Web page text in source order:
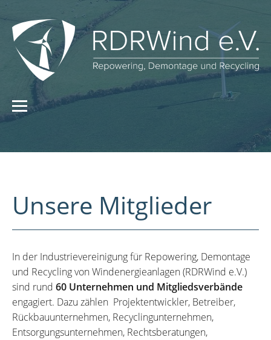
Unsere Mitglieder
In der Industrievereinigung für Repowering, Demontage
und Recycling von Windenergieanlagen (RDRWind e.V.)
sind rund 60 Unternehmen und Mitgliedsverbände
engagiert. Dazu zählen Projektentwickler, Betreiber,
Rückbauunternehmen, Recyclingunternehmen,
Entsorgungsunternehmen, Rechtsberatungen,